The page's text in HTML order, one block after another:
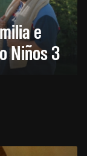
e
Niños 3